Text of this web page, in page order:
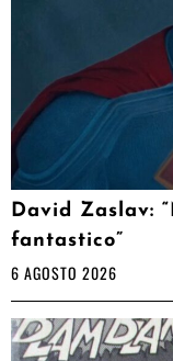
David Zaslav:
fantastico”
6 AGOSTO 2026